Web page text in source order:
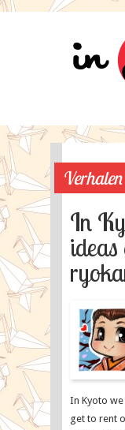
Verhalen
Japan
Japan
Thailand
Japan
Thailand
Japan
Fotos »
Japan
Japan
Map
Travellers
Verhalen
In
In Kyoto
get to rent